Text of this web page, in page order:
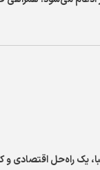
و طراحی زیبا، یک